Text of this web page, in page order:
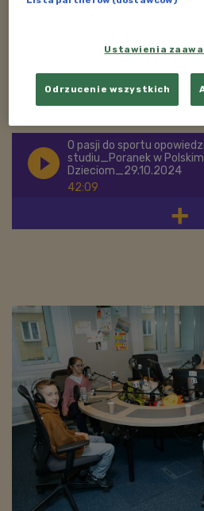
Zapraszamy do wysłuchania
audycji.
42:09
O pasji do sportu
studiu_Poranek w Polskim
Dzieciom_29.10.2024
Ustawienia
Odrzucenie wszystkich